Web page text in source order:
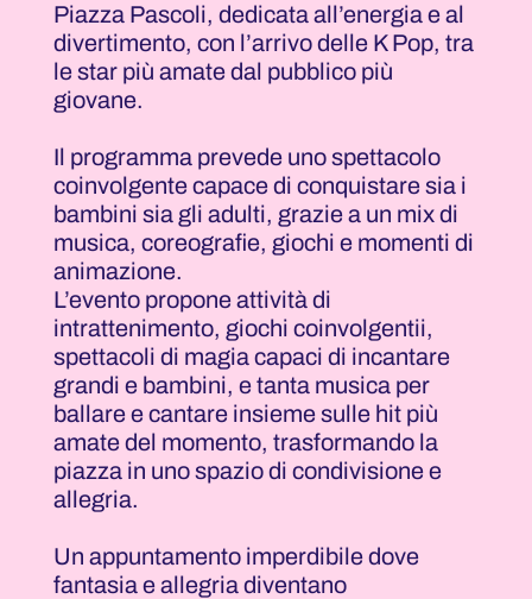
Piazza Pascoli, dedicata all’energia e al
divertimento, con l’arrivo delle K Pop, tra
le star più amate dal pubblico più
giovane.
Il programma prevede uno spettacolo
coinvolgente capace di conquistare sia i
bambini sia gli adulti, grazie a un mix di
musica, coreografie, giochi e momenti di
animazione.
L’evento propone attività di
intrattenimento, giochi coinvolgentii,
spettacoli di magia capaci di incantare
grandi e bambini, e tanta musica per
ballare e cantare insieme sulle hit più
amate del momento, trasformando la
piazza in uno spazio di condivisione e
allegria.
Un appuntamento imperdibile dove
fantasia e allegria diventano